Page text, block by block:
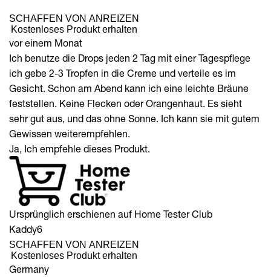
SCHAFFEN VON ANREIZEN
Kostenloses Produkt erhalten
vor einem Monat
Ich benutze die Drops jeden 2 Tag mit einer Tagespflege
ich gebe 2-3 Tropfen in die Creme und verteile es im
Gesicht. Schon am Abend kann ich eine leichte Bräune
feststellen. Keine Flecken oder Orangenhaut. Es sieht
sehr gut aus, und das ohne Sonne. Ich kann sie mit gutem
Gewissen weiterempfehlen.
Ja, Ich empfehle dieses Produkt.
Ursprünglich erschienen auf Home Tester Club
Kaddy6
SCHAFFEN VON ANREIZEN
Kostenloses Produkt erhalten
Germany